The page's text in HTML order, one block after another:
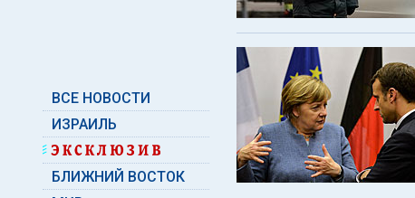
ВСЕ НОВОСТИ
ИЗРАИЛЬ
БЛИЖНИЙ ВОСТОК